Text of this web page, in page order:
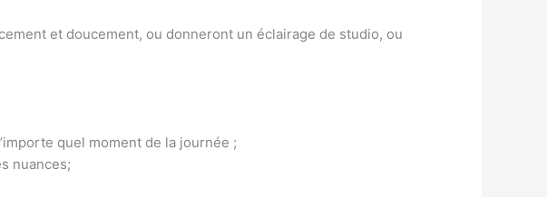
et doucement, ou donneront un éclairage de studio, ou
quel moment de la journée ;
nuances;